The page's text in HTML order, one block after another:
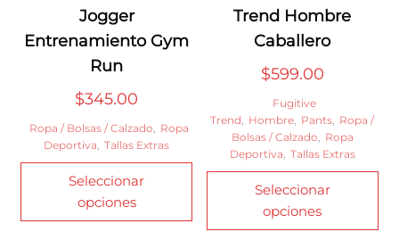
Jogger
Entrenamiento Gym
Run
$345.00
Ropa / Bolsas / Calzado
Ropa
Deportiva
Tallas Extras
Seleccionar
opciones
Este
múltiples
Trend Hombre
Caballero
$599.00
Fugitive
Trend
Hombre Pants Ropa /
Bolsas / Calzado
Ropa
Deportiva Tallas Extras
Seleccionar
opciones